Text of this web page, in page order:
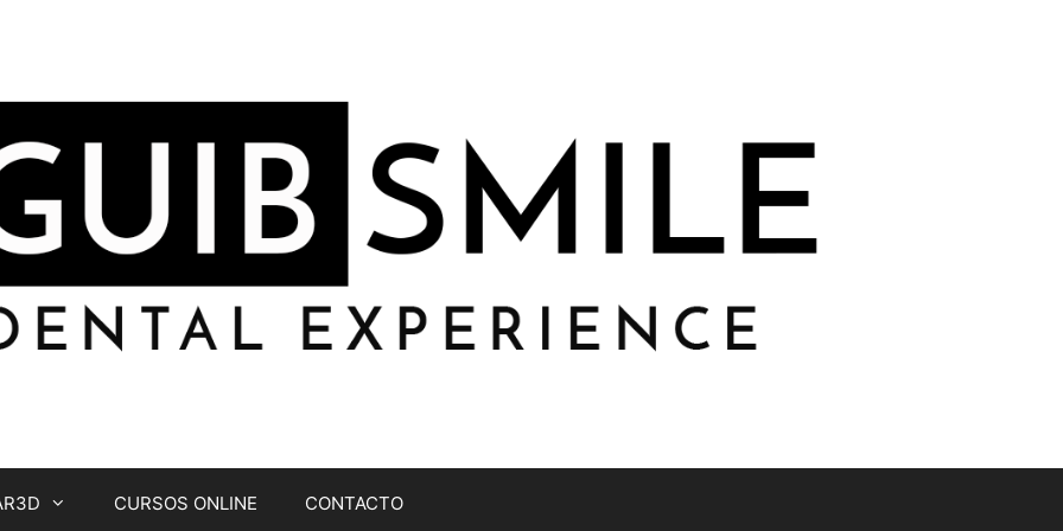
CURSOS ONLINE CONTACTO